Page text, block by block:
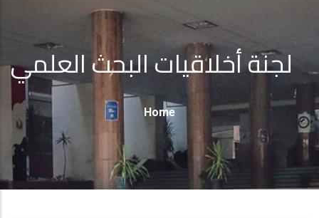
لجنة أخلاقيات البحث العلمي
Breadcrumb
Home